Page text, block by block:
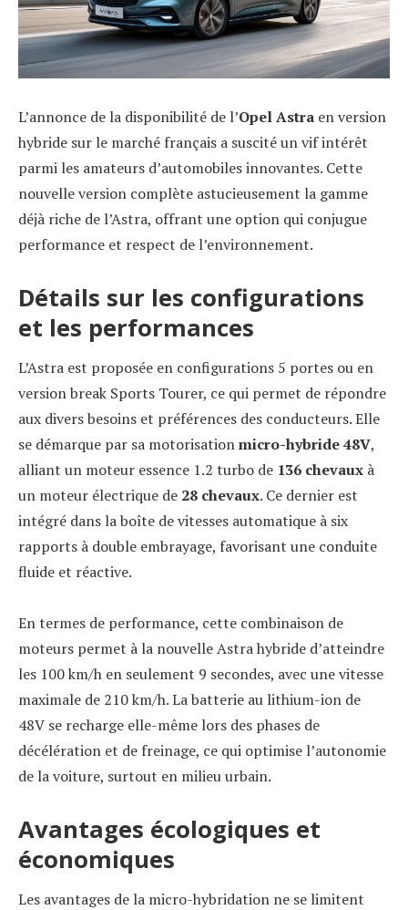
L’annonce de la disponibilité de l’Opel Astra en version
hybride sur le marché français a suscité un vif intérêt
parmi les amateurs d’automobiles innovantes. Cette
nouvelle version complète astucieusement la gamme
déjà riche de l’Astra, offrant une option qui conjugue
performance et respect de l’environnement.
Détails sur les configurations
et les performances
L’Astra est proposée en configurations 5 portes ou en
version break Sports Tourer, ce qui permet de répondre
aux divers besoins et préférences des conducteurs. Elle
se démarque par sa motorisationmicro-hybride 48V,
alliant un moteur essence 1.2 turbo de 136 chevaux à
un moteur électrique de 28 chevaux. Ce dernier est
intégré dans la boîte de vitesses automatique à six
rapports à double embrayage, favorisant une conduite
fluide et réactive.
En termes de performance, cette combinaison de
moteurs permet à la nouvelle Astra hybride d’atteindre
les 100 km/h en seulement 9 secondes, avec une vitesse
maximale de 210 km/h. La batterie au lithium-ion de
48V se recharge elle-même lors des phases de
décélération et de freinage, ce qui optimise l’autonomie
de la voiture, surtout en milieu urbain.
Avantages écologiques et
économiques
Les avantages de la micro-hybridation ne se limitent